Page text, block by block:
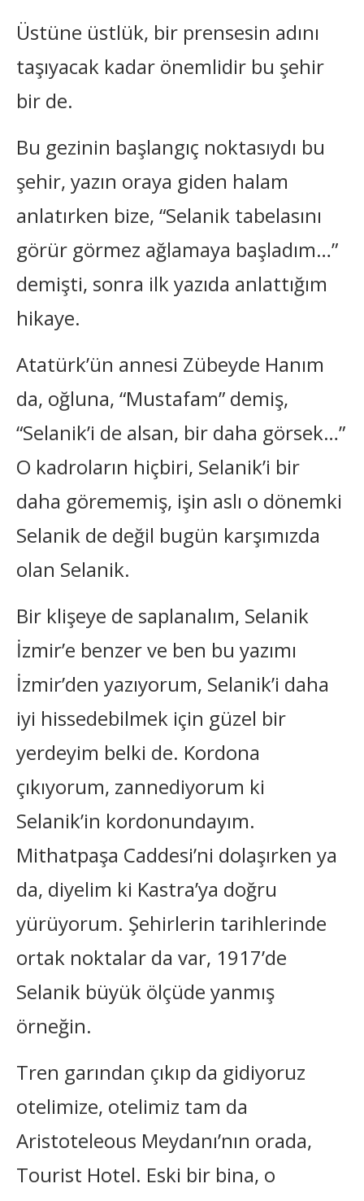
Üstüne üstlük, bir prensesin adını
taşıyacak kadar önemlidir bu şehir
bir de.
Bu gezinin başlangıç noktasıydı bu
şehir, yazın oraya giden halam
anlatırken bize, “Selanik tabelasını
görür görmez ağlamaya başladım…”
demişti, sonra ilk yazıda anlattığım
hikaye.
Atatürk’ün annesi Zübeyde Hanım
da, oğluna, “Mustafam” demiş,
“Selanik’i de alsan, bir daha görsek…”
O kadroların hiçbiri, Selanik’i bir
daha görememiş, işin aslı o dönemki
Selanik de değil bugün karşımızda
olan Selanik.
Bir klişeye de saplanalım, Selanik
İzmir’e benzer ve ben bu yazımı
İzmir’den yazıyorum, Selanik’i daha
iyi hissedebilmek için güzel bir
yerdeyim belki de. Kordona
çıkıyorum, zannediyorum ki
Selanik’in kordonundayım.
Mithatpaşa Caddesi’ni dolaşırken ya
da, diyelim ki Kastra’ya doğru
yürüyorum. Şehirlerin tarihlerinde
ortak noktalar da var, 1917’de
Selanik büyük ölçüde yanmış
örneğin.
Tren garından çıkıp da gidiyoruz
otelimize, otelimiz tam da
Aristoteleous Meydanı’nın orada,
Tourist Hotel. Eski bir bina, o